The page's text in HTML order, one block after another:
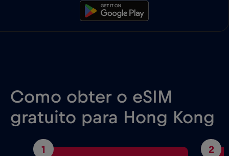
Como obter o eSIM
gratuito para Hong Kong
1 2